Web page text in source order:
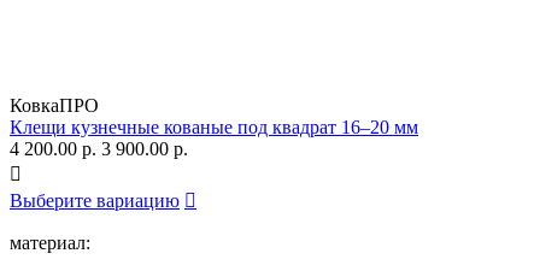
КовкаПРО
Клещи кузнечные кованые под квадрат 16–20 мм
4 200.00 р. 3 900.00 р.

Выберите вариацию 
материал: